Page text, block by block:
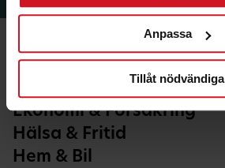
Anpassa
Tillåt nödvändiga
Ekonomi & Försäkring
Hälsa & Fritid
Hem & Bil